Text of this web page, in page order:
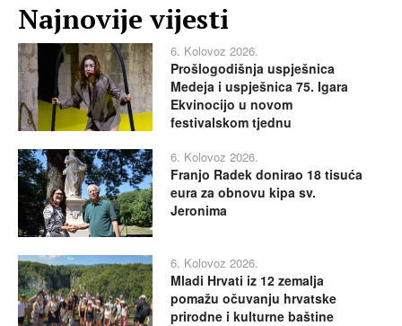
Najnovije vijesti
6. Kolovoz 2026.
Prošlogodišnja uspješnica
Medeja i uspješnica 75. Igara
Ekvinocijo u novom
festivalskom tjednu
6. Kolovoz 2026.
Franjo Radek donirao 18 tisuća
eura za obnovu kipa sv.
Jeronima
6. Kolovoz 2026.
Mladi Hrvati iz 12 zemalja
pomažu očuvanju hrvatske
prirodne i kulturne baštine